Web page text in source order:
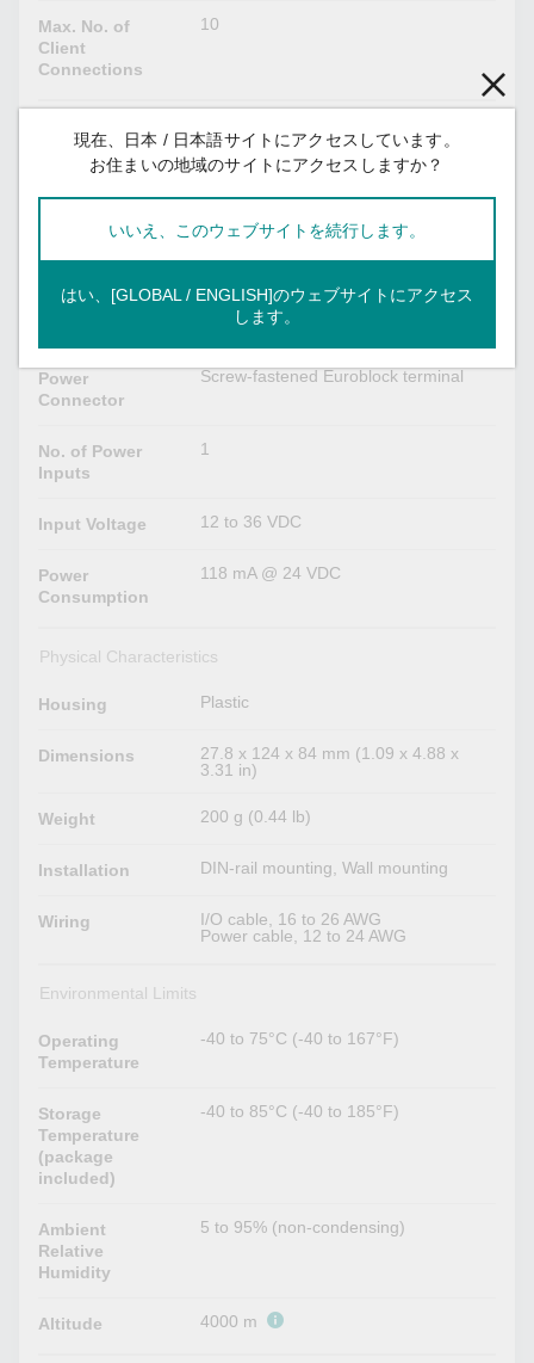
Max. No. of
Client
Connections
10
EtherNet/IP
Adapter
Max. No. of
9 (for read-only), 1 (for read/write)
Power
Connector
Screw-fastened Euroblock terminal
No. of Power
Inputs
1
Input Voltage 12 to 36 VDC
Power
Consumption
118 mA @ 24 VDC
Physical Characteristics
Housing Plastic
Dimensions
27.8 x 124 x 84 mm (1.09 x 4.88 x
3.31 in)
Weight 200 g (0.44 lb)
Installation DIN-rail mounting, Wall mounting
Wiring
I/O cable, 16 to 26 AWG
Power cable, 12 to 24 AWG
Environmental Limits
Operating
Temperature
-40 to 75°C (-40 to 167°F)
Storage
Temperature
(package
included)
-40 to 85°C (-40 to 185°F)
Ambient
Relative
Humidity
5 to 95% (non-condensing)
Altitude 4000 m
現在、日本 / 日本語サイトにアクセスしています。
お住まいの地域のサイトにアクセスしますか？
いいえ、このウェブサイトを続行します。
はい、[GLOBAL / ENGLISH]のウェブサイトにアクセス
します。